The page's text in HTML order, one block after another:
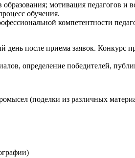
мотивация педагогов
обучения.
компетентности
после приема заявок. Конкурс
определение победителей,
(поделки из различных